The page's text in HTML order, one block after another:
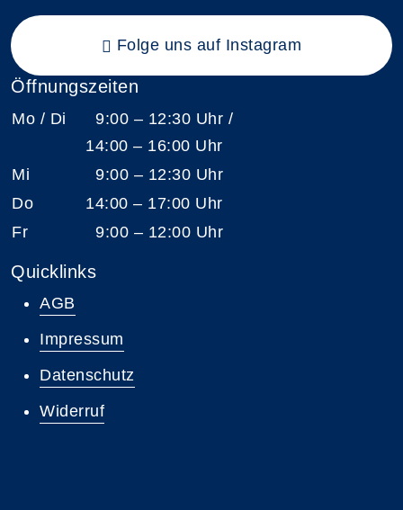
Folge uns auf Instagram
Öffnungszeiten
Mo / Di
9:00 – 12:30 Uhr /
14:00 – 16:00 Uhr
Mi
9:00 – 12:30 Uhr
Do
14:00 – 17:00 Uhr
Fr
9:00 – 12:00 Uhr
Quicklinks
AGB
Impressum
Datenschutz
Widerruf